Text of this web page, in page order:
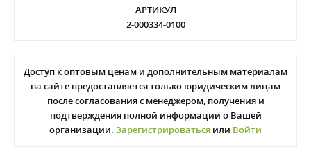
АРТИКУЛ
2-000334-0100
Доступ к оптовым ценам и дополнительным материалам
на сайте предоставляется только юридическим лицам
после согласования с менеджером, получения и
подтверждения полной информации о Вашей
организации. Зарегистрироваться или Войти